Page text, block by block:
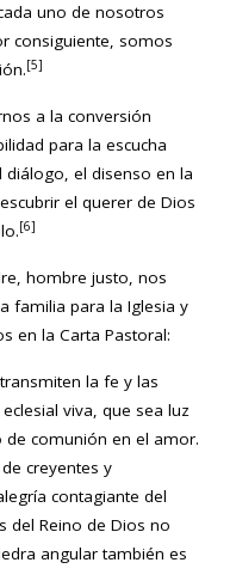
uno de nosotros
consiguiente, somos
[5]
a la conversión
para la escucha
diálogo, el disenso en la
el querer de Dios
[6]
hombre justo, nos
familia para la Iglesia y
en la Carta Pastoral:
la fe y las
viva, que sea luz
comunión en el amor.
creyentes y
contagiante del
del Reino de Dios no
angular también es